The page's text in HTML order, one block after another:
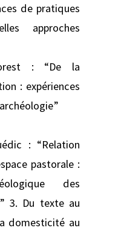
de pratiques
approches
: “De la
: expériences
: “Relation
pastorale :
des
3. Du texte au
domesticité au